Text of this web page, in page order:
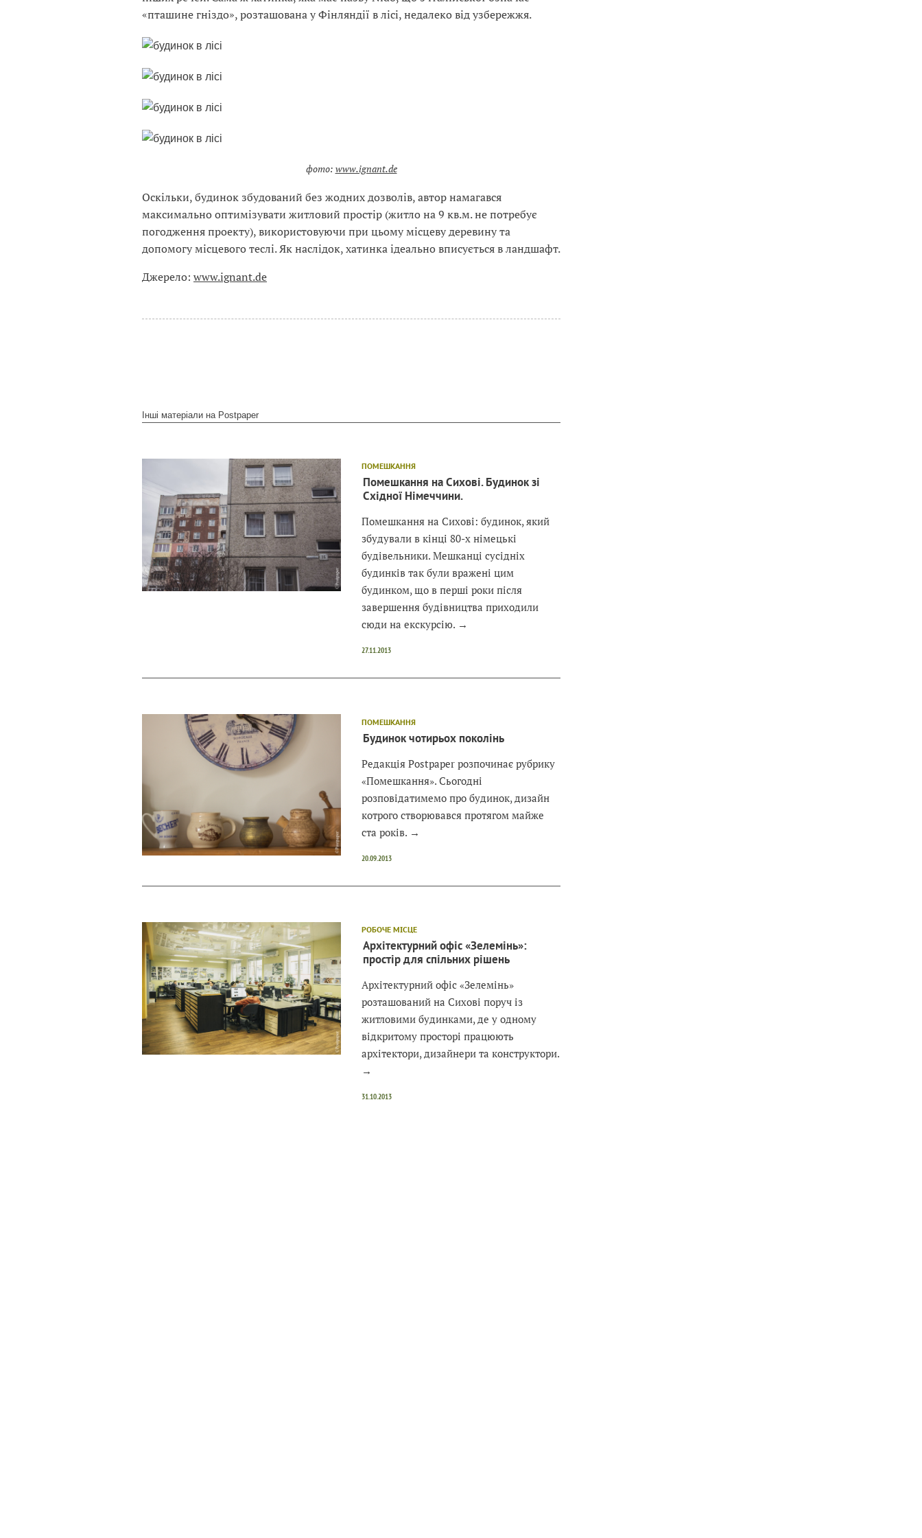
«пташине гніздо», розташована у Фінляндії в лісі, недалеко від узбережжя.
фото: www.ignant.de
Оскільки, будинок збудований без жодних дозволів, автор намагався
максимально оптимізувати житловий простір (житло на 9 кв.м. не потребує
погодження проекту), використовуючи при цьому місцеву деревину та
допомогу місцевого теслі. Як наслідок, хатинка ідеально вписується в ландшафт.
Джерело: www.ignant.de
Інші матеріали на Postpaper
ПОМЕШКАННЯ
Помешкання на Сихові. Будинок зі
Східної Німеччини.
Помешкання на Сихові: будинок, який
збудували в кінці 80-х німецькі
будівельники. Мешканці сусідніх
будинків так були вражені цим
будинком, що в перші роки після
завершення будівництва приходили
сюди на екскурсію. →
27.11.2013
ПОМЕШКАННЯ
Будинок чотирьох поколінь
Редакція Postpaper розпочинає рубрику
«Помешкання». Сьогодні
розповідатимемо про будинок, дизайн
котрого створювався протягом майже
ста років. →
20.09.2013
РОБОЧЕ МІСЦЕ
Архітектурний офіс «Зелемінь»:
простір для спільних рішень
Архітектурний офіс «Зелемінь»
розташований на Сихові поруч із
житловими будинками, де у одному
відкритому просторі працюють
архітектори, дизайнери та конструктори.
→
31.10.2013